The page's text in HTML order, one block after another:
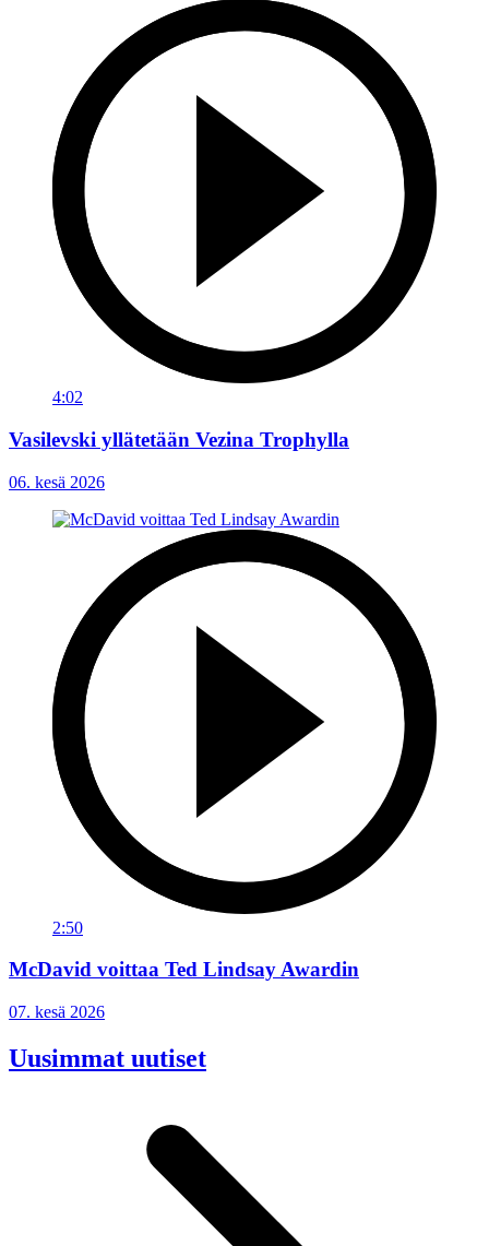
4:02
Vasilevski yllätetään Vezina Trophylla
06. kesä 2026
2:50
McDavid voittaa Ted Lindsay Awardin
07. kesä 2026
Uusimmat uutiset